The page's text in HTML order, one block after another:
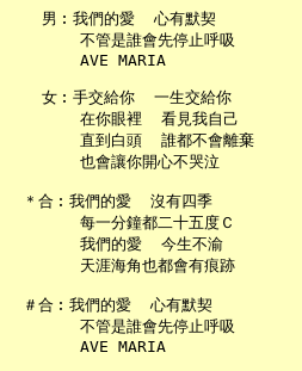
   男︰我們的愛  心有默契
       不管是誰會先停止呼吸
       AVE MARIA
   女︰手交給你  一生交給你
       在你眼裡  看見我自己
       直到白頭  誰都不會離棄
       也會讓你開心不哭泣
＊合︰我們的愛  沒有四季
       每一分鐘都二十五度Ｃ
       我們的愛  今生不渝
       天涯海角也都會有痕跡
＃合︰我們的愛  心有默契
       不管是誰會先停止呼吸
       AVE MARIA